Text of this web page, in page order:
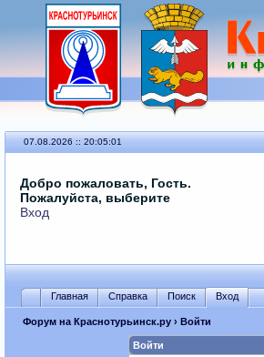
07.08.2026 :: 20:05:01
Добро пожаловать, Гость.
Пожалуйста, выберите
Вход
Главная Справка Поиск Вход
Форум на Краснотурьинск.ру› Войти
Войти